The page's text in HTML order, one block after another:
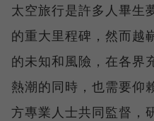
太空旅行是許多人畢生
的重大里程碑，然而越
的未知和風險，在各界
熱潮的同時，也需要仰
方專業人士共同監督，